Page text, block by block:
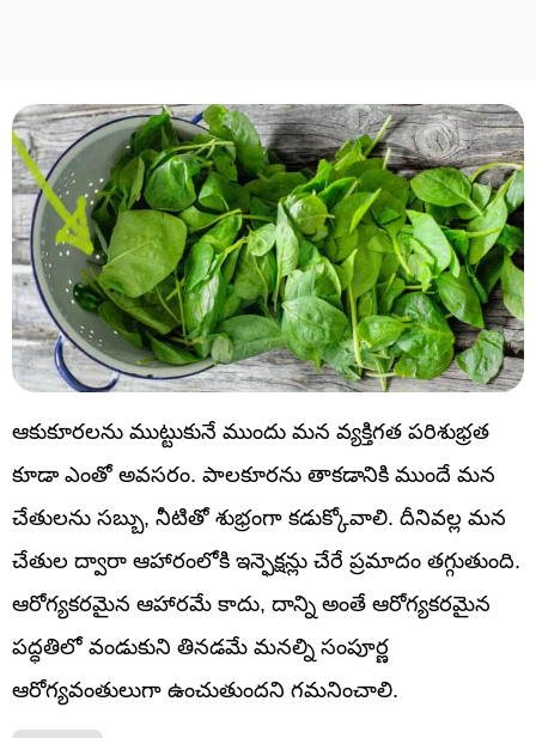
ఆకుకూరలను ముట్టుకునే ముందు మన వ్యక్తిగత పరిశుభ్రత
కూడా ఎంతో అవసరం. పాలకూరను తాకడానికి ముందే మన
చేతులను సబ్బు, నీటితో శుభ్రంగా కడుక్కోవాలి. దీనివల్ల మన
చేతుల ద్వారా ఆహారంలోకి ఇన్ఫెక్షన్లు చేరే ప్రమాదం తగ్గుతుంది.
ఆరోగ్యకరమైన ఆహారమే కాదు, దాన్ని అంతే ఆరోగ్యకరమైన
పద్ధతిలో వండుకుని తినడమే మనల్ని సంపూర్ణ
ఆరోగ్యవంతులుగా ఉంచుతుందని గమనించాలి.